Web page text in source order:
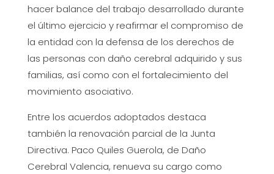
hacer balance del trabajo desarrollado durante
el último ejercicio y reafirmar el compromiso de
la entidad con la defensa de los derechos de
las personas con daño cerebral adquirido y sus
familias, así como con el fortalecimiento del
movimiento asociativo.
Entre los acuerdos adoptados destaca
también la renovación parcial de la Junta
Directiva. Paco Quiles Guerola, de Daño
Cerebral Valencia, renueva su cargo como